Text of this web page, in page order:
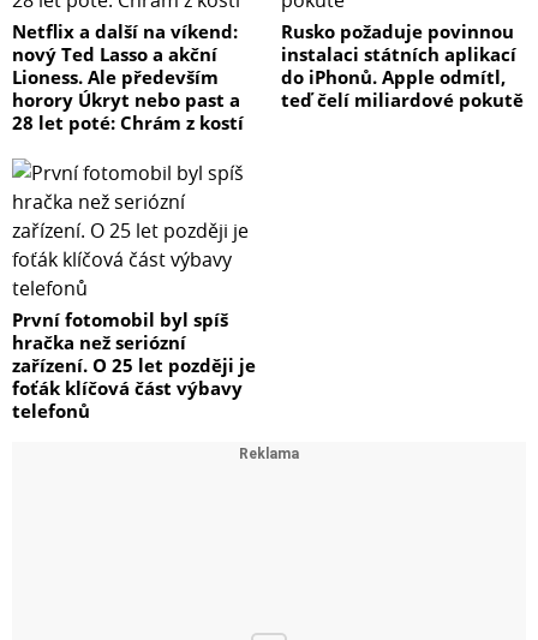
Netflix a další na víkend:
nový Ted Lasso a akční
Lioness. Ale především
horory Úkryt nebo past a
28 let poté: Chrám z kostí
Rusko požaduje povinnou
instalaci státních aplikací
do iPhonů. Apple odmítl,
teď čelí miliardové pokutě
První fotomobil byl spíš
hračka než seriózní
zařízení. O 25 let později je
foťák klíčová část výbavy
telefonů